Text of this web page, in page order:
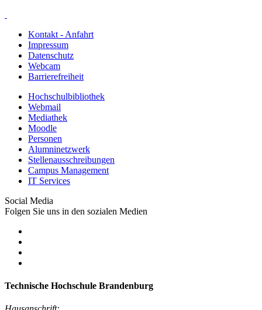
Kontakt - Anfahrt
Impressum
Datenschutz
Webcam
Barrierefreiheit
Hochschulbibliothek
Webmail
Mediathek
Moodle
Personen
Alumninetzwerk
Stellenausschreibungen
Campus Management
IT Services
Social Media
Folgen Sie uns in den sozialen Medien
Technische Hochschule Brandenburg